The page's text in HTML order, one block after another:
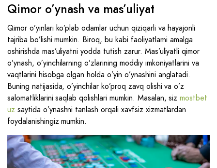
Qimor o’ynash va mas’uliyat
Qimor o’yinlari ko’plab odamlar uchun qiziqarli va hayajonli
tajriba bo’lishi mumkin. Biroq, bu kabi faoliyatlarni amalga
oshirishda mas’uliyatni yodda tutish zarur. Mas’uliyatli qimor
o’ynash, o’yinchilarning o’zlarining moddiy imkoniyatlarini va
vaqtlarini hisobga olgan holda o’yin o’ynashini anglatadi.
Buning natijasida, o’yinchilar ko’proq zavq olishi va o’z
salomatliklarini saqlab qolishlari mumkin. Masalan, sizmostbet
uz saytida o’ynashni tanlash orqali xavfsiz xizmatlardan
foydalanishingiz mumkin.